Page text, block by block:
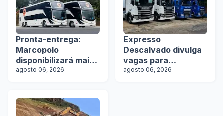
Pronta-entrega:
Marcopolo
disponibilizará mais
de 100 ônibus para
agosto 06, 2026
Expresso
Descalvado divulga
vagas para
motoristas
agosto 06, 2026